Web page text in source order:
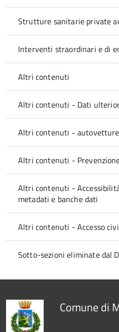
Strutture sanitarie private
Interventi straordinari e di
Altri contenuti
Altri contenuti - Dati
Altri contenuti -
Altri contenuti -
Altri contenuti -
metadati e banche dati
Altri contenuti - Accesso
Sotto-sezioni eliminate dal
Comune di